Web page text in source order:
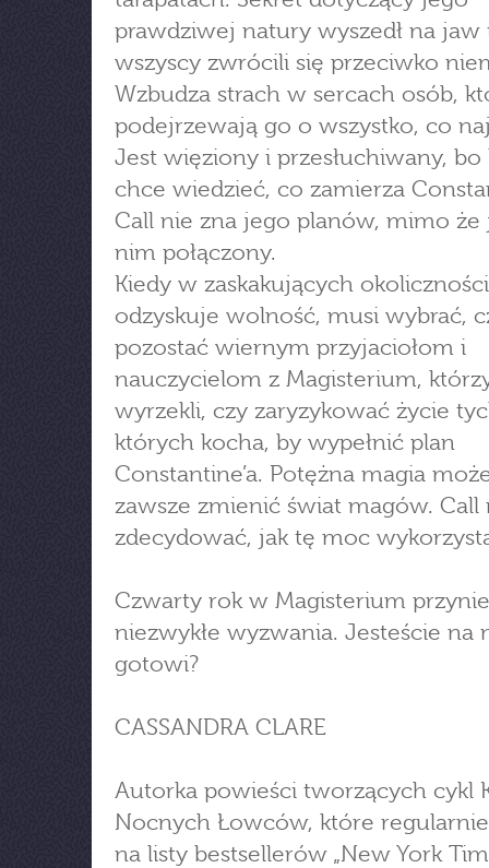
prawdziwej natury wyszedł na jaw
wszyscy zwrócili się przeciwko
Wzbudza strach w sercach osób,
podejrzewają go o wszystko, co
Jest więziony i przesłuchiwany, bo
chce wiedzieć, co zamierza
Call nie zna jego planów, mimo że
nim połączony.
Kiedy w zaskakujących
odzyskuje wolność, musi wybrać,
pozostać wiernym przyjaciołom i
nauczycielom z Magisterium,
wyrzekli, czy zaryzykować życie
których kocha, by wypełnić plan
Constantine’a. Potężna magia
zawsze zmienić świat magów. Call
zdecydować, jak tę moc
Czwarty rok w Magisterium
niezwykłe wyzwania. Jesteście na
gotowi?
CASSANDRA CLARE
Autorka powieści tworzących cykl
Nocnych Łowców, które
na listy bestsellerów „New York